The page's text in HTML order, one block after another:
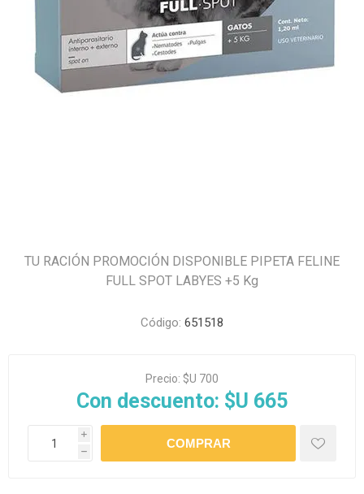
TU RACIÓN PROMOCIÓN DISPONIBLE PIPETA FELINE
FULL SPOT LABYES +5 Kg
Código: 651518
Precio: $U 700
Con descuento: $U 665
i
h